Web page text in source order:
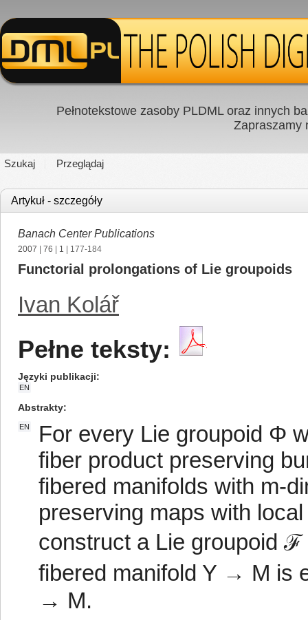
Pełnotekstowe zasoby PLDML oraz innych
Zapraszamy
Szukaj Przeglądaj
Artykuł - szczegóły
Banach Center Publications
2007 76 1 | 177-184
Functorial prolongations of Lie groupoids
Ivan Kolář
Pełne teksty:
Języki publikacji
EN
Abstrakty
EN
For every Lie groupoid Φ
fiber product preserving
fibered manifolds with m-
preserving maps with
construct a Lie groupoid
fibered manifold Y → M is
→ M.